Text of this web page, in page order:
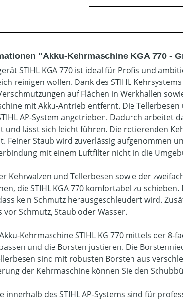
"Akku-Kehrmaschine KGA 770 -
STIHL KGA 770 ist ideal für Profis und
reinigen wollen. Dank des STIHL
auf Flächen in Werkhallen
mit Akku-Antrieb entfernt. Die
AP-System angetrieben. Dadurch arbeitet
und lässt sich leicht führen. Die rotierenden
Feiner Staub wird zuverlässig aufgenommen
mit einem Luftfilter nicht in die
Kehrwalzen und Tellerbesen sowie der
die STIHL KGA 770 komfortabel zu
kein Schmutz herausgeschleudert wird.
vor Schmutz, Staub oder Wasser.
Kehrmaschine STIHL KG 770 mittels der
und die Borsten justieren. Die
sind mit robusten Borsten aus
der Kehrmaschine können Sie den
innerhalb des STIHL AP-Systems sind für